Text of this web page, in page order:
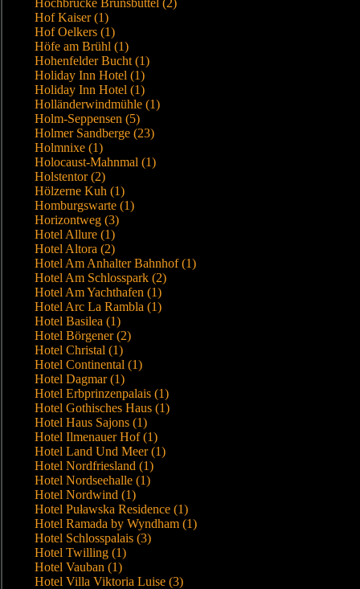
Hochbrücke Brunsbüttel (2)
Hof Kaiser (1)
Hof Oelkers (1)
Höfe am Brühl (1)
Hohenfelder Bucht (1)
Holiday Inn Hotel (1)
Holiday Inn Hotel (1)
Holländerwindmühle (1)
Holm-Seppensen (5)
Holmer Sandberge (23)
Holmnixe (1)
Holocaust-Mahnmal (1)
Holstentor (2)
Hölzerne Kuh (1)
Homburgswarte (1)
Horizontweg (3)
Hotel Allure (1)
Hotel Altora (2)
Hotel Am Anhalter Bahnhof (1)
Hotel Am Schlosspark (2)
Hotel Am Yachthafen (1)
Hotel Arc La Rambla (1)
Hotel Basilea (1)
Hotel Börgener (2)
Hotel Christal (1)
Hotel Continental (1)
Hotel Dagmar (1)
Hotel Erbprinzenpalais (1)
Hotel Gothisches Haus (1)
Hotel Haus Sajons (1)
Hotel Ilmenauer Hof (1)
Hotel Land Und Meer (1)
Hotel Nordfriesland (1)
Hotel Nordseehalle (1)
Hotel Nordwind (1)
Hotel Puławska Residence (1)
Hotel Ramada by Wyndham (1)
Hotel Schlosspalais (3)
Hotel Twilling (1)
Hotel Vauban (1)
Hotel Villa Viktoria Luise (3)